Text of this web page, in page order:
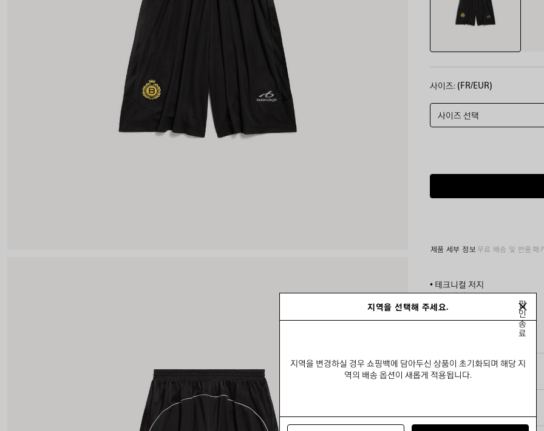
사이즈: (FR/EUR)
사이즈 선택
제품 세부 정보 무료 배송 및 반품 패
• 테크니컬 저지
• 미드웨이스트
• 신축성 있는 허리 밴드
• 슬래시 포켓 2개
• 뒷면에 리플렉티브 파이핑
• 왼쪽 다리에 리플렉티브 디테
• 제조국: 포르투갈
더 보기
사이즈 & 핏
지역을 선택해 주세요.
팝
인
종
료
지역을 변경하실 경우 쇼핑백에 담아두신 상품이 초기화되며 해당 지
역의 배송 옵션이 새롭게 적용됩니다.